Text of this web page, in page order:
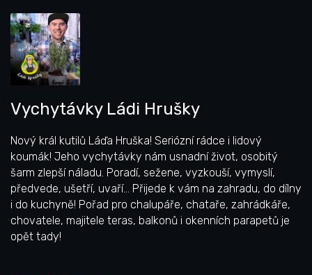
Vychytávky Ládi Hrušky
Nový král kutilů Láďa Hruška! Seriózní rádce i lidový
koumák! Jeho vychytávky nám usnadní život, osobitý
šarm zlepší náladu. Poradí, sežene, vyzkouší, vymyslí,
předvede, ušetří, uvaří… Přijede k vám na zahradu, do dílny
i do kuchyně! Pořad pro chalupáře, chataře, zahrádkáře,
chovatele, majitele teras, balkonů i okenních parapetů je
opět tady!